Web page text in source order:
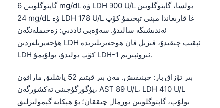
گاپتوگلوبىن 6 mg/dL ۋە LDH 900 U/L بولسا، گاپتوگلوبىن
24 mg/dL ۋە LDH 178 U/L غا قارىغاندا مېنى تېخىمۇ كۆپ
ئەندىشىگە سالىدۇ. سەۋەبى ئاددىي: زەخىملەنگەن
ھۈجەيرىلەردىن LDH ئېقىپ چىقىدۇ، قىزىل قان ھۈجەيرىلىرىدە
LDH كۆپ بولىدۇ، بولۇپمۇ LDH-1 ئىزوئېنزىم.
بىر تۇزاق بار: چېنىقىش. مەن بىر قېتىم 52 ياشلىق مارافون
يۈگۈرگۈچىنى تەكشۈرگەن، AST 89 U/L، LDH 410 U/L
بولۇپ، گاپتوگلوبىن نورمال چىققان؛ بۇ ھېكايە گېمولىزلىق